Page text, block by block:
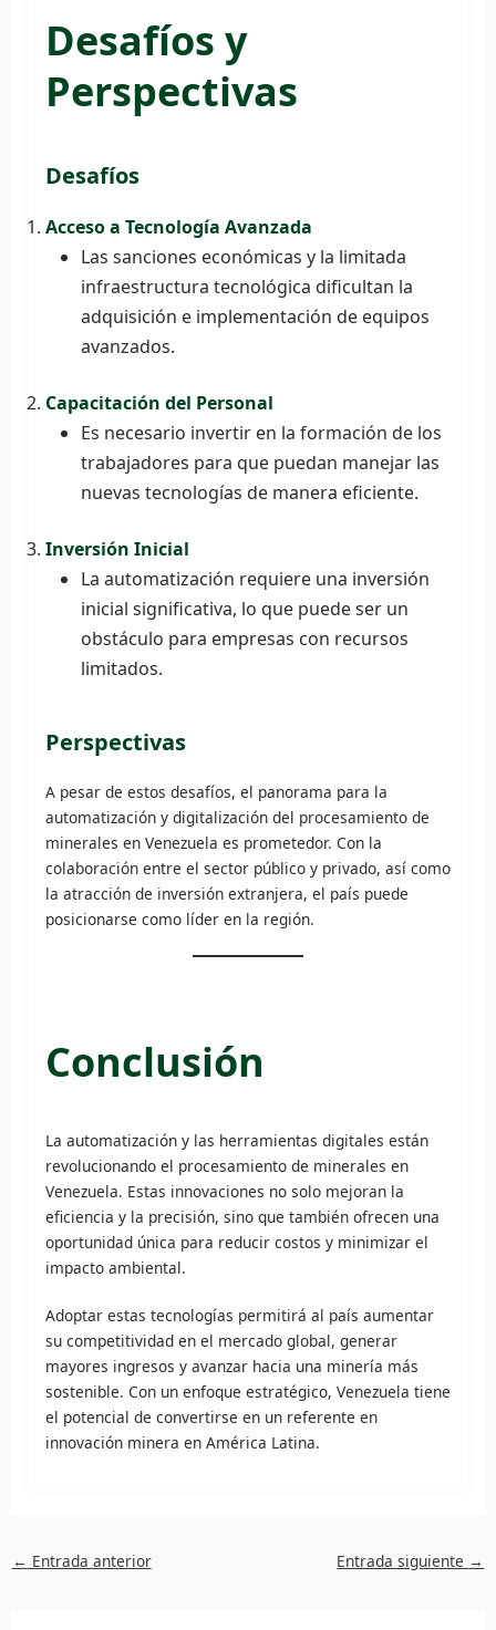
Desafíos y
Perspectivas
Desafíos
Acceso a Tecnología Avanzada
Las sanciones económicas y la limitada
infraestructura tecnológica dificultan la
adquisición e implementación de equipos
avanzados.
Capacitación del Personal
Es necesario invertir en la formación de los
trabajadores para que puedan manejar las
nuevas tecnologías de manera eficiente.
Inversión Inicial
La automatización requiere una inversión
inicial significativa, lo que puede ser un
obstáculo para empresas con recursos
limitados.
Perspectivas
A pesar de estos desafíos, el panorama para la
automatización y digitalización del procesamiento de
minerales en Venezuela es prometedor. Con la
colaboración entre el sector público y privado, así como
la atracción de inversión extranjera, el país puede
posicionarse como líder en la región.
Conclusión
La automatización y las herramientas digitales están
revolucionando el procesamiento de minerales en
Venezuela. Estas innovaciones no solo mejoran la
eficiencia y la precisión, sino que también ofrecen una
oportunidad única para reducir costos y minimizar el
impacto ambiental.
Adoptar estas tecnologías permitirá al país aumentar
su competitividad en el mercado global, generar
mayores ingresos y avanzar hacia una minería más
sostenible. Con un enfoque estratégico, Venezuela tiene
el potencial de convertirse en un referente en
innovación minera en América Latina.
← Entrada anterior Entrada siguiente →